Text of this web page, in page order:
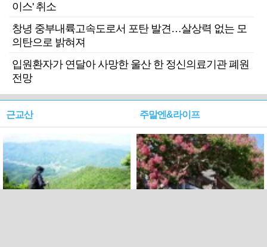
이스' 취소
창녕 중부내륙고속도로서 포탄 발견…살상력 없는 모
의탄으로 밝혀져
입원환자가 연달아 사망한 울산 한 정신의료기관 폐원
전망
근교산 주말엔&라이프